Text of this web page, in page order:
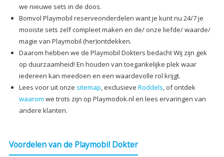
we nieuwe sets in de doos.
Bomvol Playmobil reserveonderdelen want je kunt nu 24/7 je
mooiste sets zelf compleet maken en de/ onze liefde/ waarde/
magie van Playmobil (her)ontdekken.
Daarom hebben we de Playmobil Dokters bedacht Wij zijn gek
op duurzaamheid! En houden van toegankelijke plek waar
iedereen kan meedoen en een waardevolle rol krijgt.
Lees voor uit onze sitemap, exclusieve Roddels, of ontdek
waarom we trots zijn op Playmodok.nl en lees ervaringen van
andere klanten.
Voordelen van de Playmobil Dokter